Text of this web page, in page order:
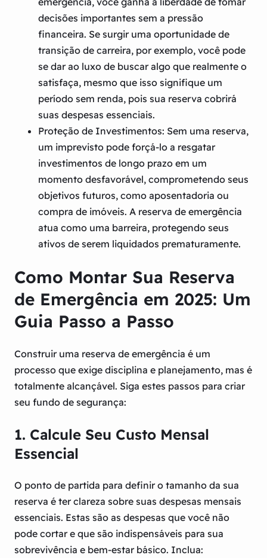
decisões importantes sem a pressão
financeira. Se surgir uma oportunidade de
transição de carreira, por exemplo, você pode
se dar ao luxo de buscar algo que realmente o
satisfaça, mesmo que isso signifique um
período sem renda, pois sua reserva cobrirá
suas despesas essenciais.
Proteção de Investimentos: Sem uma reserva,
um imprevisto pode forçá-lo a resgatar
investimentos de longo prazo em um
momento desfavorável, comprometendo seus
objetivos futuros, como aposentadoria ou
compra de imóveis. A reserva de emergência
atua como uma barreira, protegendo seus
ativos de serem liquidados prematuramente.
Como Montar Sua Reserva
de Emergência em 2025: Um
Guia Passo a Passo
Construir uma reserva de emergência é um
processo que exige disciplina e planejamento, mas é
totalmente alcançável. Siga estes passos para criar
seu fundo de segurança:
1. Calcule Seu Custo Mensal
Essencial
O ponto de partida para definir o tamanho da sua
reserva é ter clareza sobre suas despesas mensais
essenciais. Estas são as despesas que você não
pode cortar e que são indispensáveis para sua
sobrevivência e bem-estar básico. Inclua: